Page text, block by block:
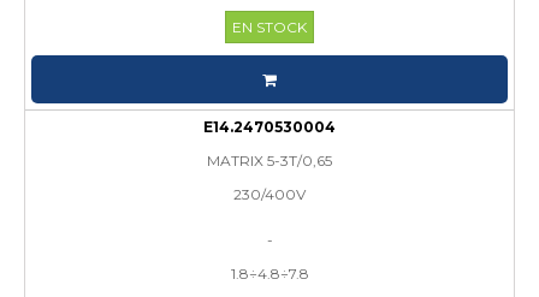
EN STOCK
E14.2470530004
MATRIX 5-3T/0,65
230/400V
-
1.8÷4.8÷7.8